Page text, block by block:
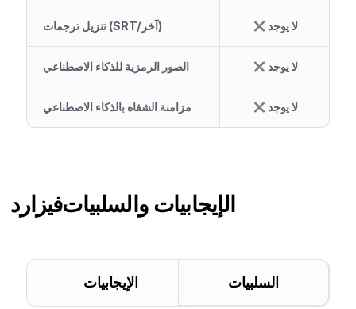
تنزيل ترجمات (SRT/آخر) لا يوجد
الصور الرمزية للذكاء الاصطناعي لا يوجد
مزامنة الشفاه بالذكاء الاصطناعي لا يوجد
فيزاردالإيجابيات والسلبيات
الإيجابيات السلبيات